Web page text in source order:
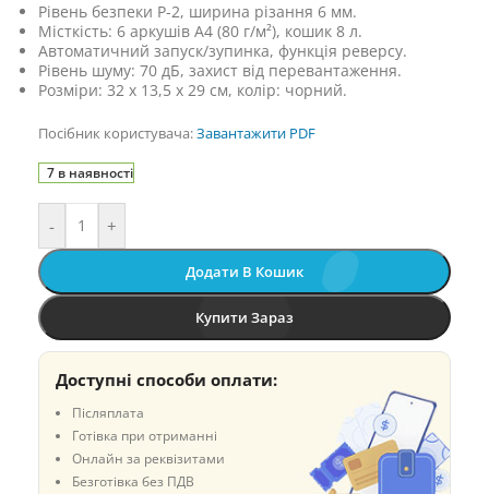
Рівень безпеки P-2, ширина різання 6 мм.
Місткість: 6 аркушів А4 (80 г/м²), кошик 8 л.
Автоматичний запуск/зупинка, функція реверсу.
Рівень шуму: 70 дБ, захист від перевантаження.
Розміри: 32 x 13,5 x 29 см, колір: чорний.
Посібник користувача:Завантажити PDF
7 в наявності
- +
Додати В Кошик
Купити Зараз
Доступні способи оплати:
Післяплата
Готівка при отриманні
Онлайн за реквізитами
Безготівка без ПДВ